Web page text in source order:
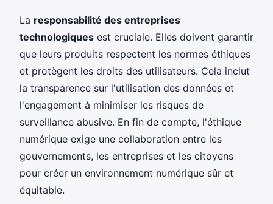
La responsabilité des entreprises
technologiques est cruciale. Elles doivent garantir
que leurs produits respectent les normes éthiques
et protègent les droits des utilisateurs. Cela inclut
la transparence sur l'utilisation des données et
l'engagement à minimiser les risques de
surveillance abusive. En fin de compte, l'éthique
numérique exige une collaboration entre les
gouvernements, les entreprises et les citoyens
pour créer un environnement numérique sûr et
équitable.